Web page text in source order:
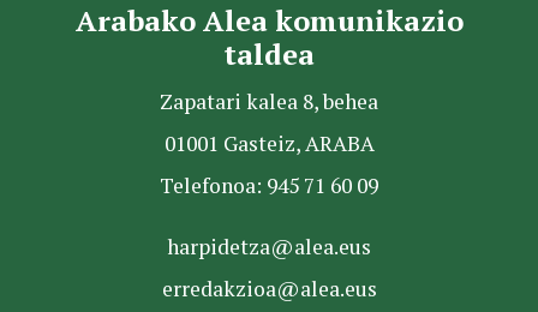
Arabako Alea komunikazio
taldea
Zapatari kalea 8, behea
01001 Gasteiz, ARABA
Telefonoa: 945 71 60 09
harpidetza@alea.eus
erredakzioa@alea.eus